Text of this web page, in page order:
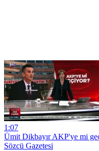
1:07
Ümit Dikbayır AKP'ye mi
Sözcü Gazetesi